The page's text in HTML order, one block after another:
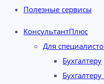
Полезные сервисы
КонсультантПлюс
Для
Бухгалтеру